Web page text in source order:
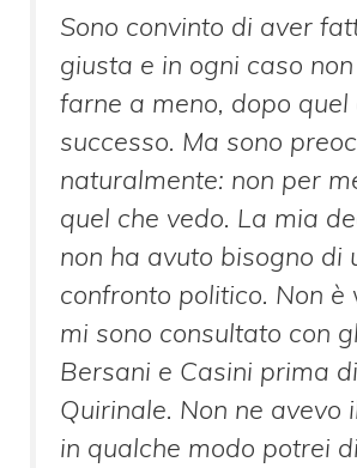
Sono convinto di aver
giusta e in ogni caso
farne a meno, dopo quel
successo. Ma sono
naturalmente: non per
quel che vedo. La mia
non ha avuto bisogno di
confronto politico. Non è
mi sono consultato con
Bersani e Casini prima
Quirinale. Non ne avevo
in qualche modo potrei